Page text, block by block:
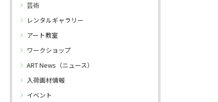
芸術
レンタルギャラリー
アート教室
ワークショップ
ART News（ニュース）
入荷画材情報
イベント